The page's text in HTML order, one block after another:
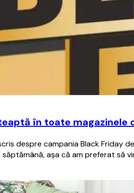
în toate magazinele
despre campania Black Friday
aşa că am preferat să